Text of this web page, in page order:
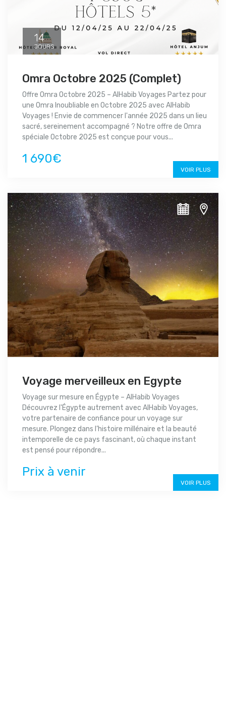
14
JOURS
Omra Octobre 2025 (Complet)
Offre Omra Octobre 2025 – AlHabib Voyages Partez pour
une Omra Inoubliable en Octobre 2025 avec AlHabib
Voyages ! Envie de commencer l'année 2025 dans un lieu
sacré, sereinement accompagné ? Notre offre de Omra
spéciale Octobre 2025 est conçue pour vous...
1 690€
VOIR PLUS
Voyage merveilleux en Egypte
Voyage sur mesure en Égypte – AlHabib Voyages
Découvrez l'Égypte autrement avec AlHabib Voyages,
votre partenaire de confiance pour un voyage sur
mesure. Plongez dans l’histoire millénaire et la beauté
intemporelle de ce pays fascinant, où chaque instant
est pensé pour répondre...
Prix à venir
VOIR PLUS